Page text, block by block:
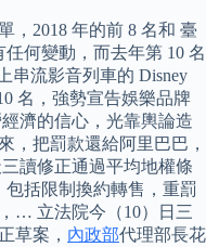
，2018 年的前 8 名和 臺
任何變動，而去年第 10 名
串流影音列車的 Disney
名，強勢宣告娛樂品牌
濟的信心，光靠輿論造
，把罰款還給阿里巴巴，
讀修正通過平均地權條
括限制換約轉售，重罰
… 立法院今（10）日三
草案， 內政部代理部長花